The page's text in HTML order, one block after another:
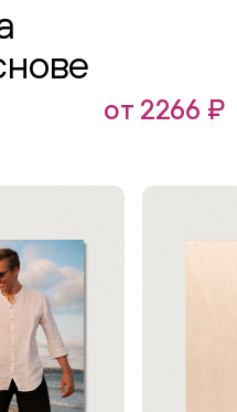
от 2266 ₽